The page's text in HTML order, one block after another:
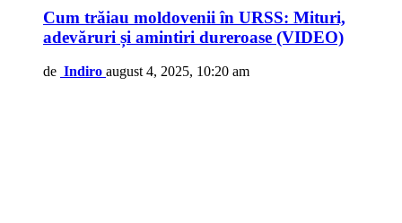
Cum trăiau moldovenii în URSS: Mituri,
adevăruri și amintiri dureroase (VIDEO)
de Indiro august 4, 2025, 10:20 am